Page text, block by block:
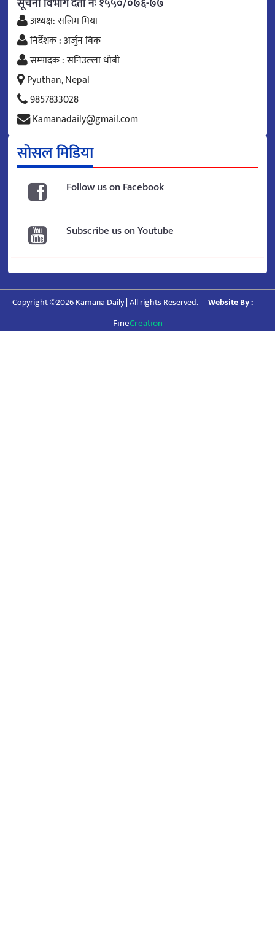
सूचना विभाग दर्ता नंः १५५०/०७६-७७
अध्यक्ष: सलिम मिया
निर्देशक : अर्जुन बिक
सम्पादक : सनिउल्ला धोबी
Pyuthan, Nepal
9857833028
Kamanadaily@gmail.com
सोसल मिडिया
Follow us on Facebook
Subscribe us on Youtube
Copyright ©2026 Kamana Daily | All rights Reserved. Website By :
FineCreation